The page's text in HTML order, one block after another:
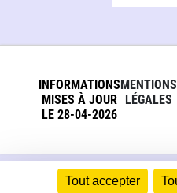
Tout accepter
INFORMATIONS
MISES À JOUR
LE 28-04-2026
MENTIONS
LÉGALES